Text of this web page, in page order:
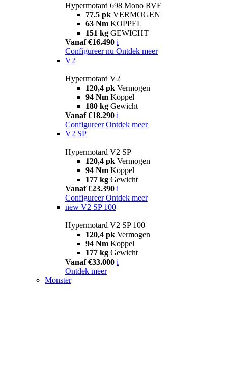
Hypermotard 698 Mono RVE
77.5 pk VERMOGEN
63 Nm KOPPEL
151 kg GEWICHT
Vanaf €16.490 i
Configureer nu Ontdek meer
V2
Hypermotard V2
120,4 pk Vermogen
94 Nm Koppel
180 kg Gewicht
Vanaf €18.290 i
Configureer Ontdek meer
V2 SP
Hypermotard V2 SP
120,4 pk Vermogen
94 Nm Koppel
177 kg Gewicht
Vanaf €23.390 i
Configureer Ontdek meer
new V2 SP 100
Hypermotard V2 SP 100
120,4 pk Vermogen
94 Nm Koppel
177 kg Gewicht
Vanaf €33.000 i
Ontdek meer
Monster